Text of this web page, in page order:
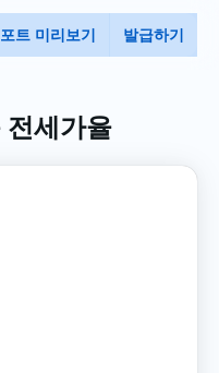
트 미리보기 발급하기
세가율